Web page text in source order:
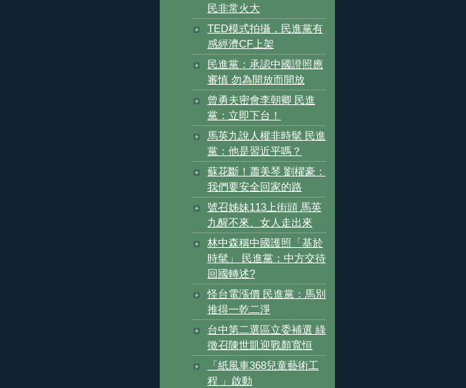
民非常火大
TED模式拍攝，民進黨有
感經濟CF上架
民進黨：承認中國證照應
審慎 勿為開放而開放
曾勇夫密會李朝卿 民進
黨：立即下台！
馬英九說人權非時髦 民進
黨：他是習近平嗎？
蘇花斷！蕭美琴 劉櫂豪：
我們要安全回家的路
號召姊妹113上街頭 馬英
九醒不來、女人走出來
林中森稱中國護照「基於
時髦」 民進黨：中方交待
回國轉述?
怪台電漲價 民進黨：馬別
推得一乾二淨
台中第二選區立委補選 綠
徵召陳世凱迎戰顏寬恒
「紙風車368兒童藝術工
程 」啟動